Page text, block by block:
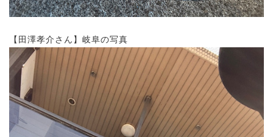
【田澤孝介さん】岐阜の写真